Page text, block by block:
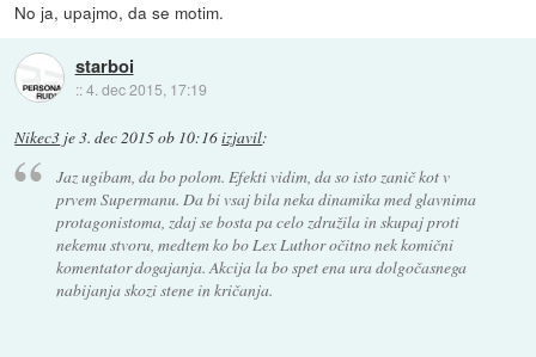
No ja, upajmo, da se motim.
starboi
::4. dec 2015, 17:19
Nikec3 je3. dec 2015 ob 10:16izjavil:
Jaz ugibam, da bo polom. Efekti vidim, da so isto zanič kot v
prvem Supermanu. Da bi vsaj bila neka dinamika med glavnima
protagonistoma, zdaj se bosta pa celo združila in skupaj proti
nekemu stvoru, medtem ko bo Lex Luthor očitno nek komični
komentator dogajanja. Akcija la bo spet ena ura dolgočasnega
nabijanja skozi stene in kričanja.